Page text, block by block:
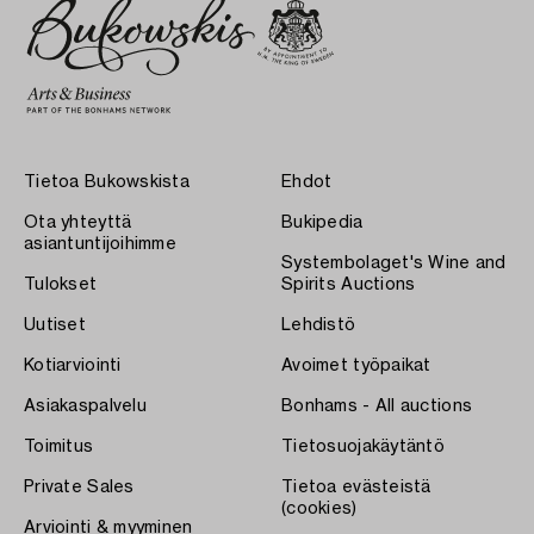
Tietoa Bukowskista
Ota yhteyttä
asiantuntijoihimme
Tulokset
Uutiset
Kotiarviointi
Asiakaspalvelu
Toimitus
Private Sales
Arviointi & myyminen
Ehdot
Bukipedia
Systembolaget's Wine and
Spirits Auctions
Lehdistö
Avoimet työpaikat
Bonhams - All auctions
Tietosuojakäytäntö
Tietoa evästeistä
(cookies)